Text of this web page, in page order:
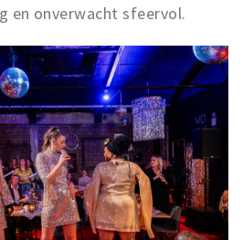
en onverwacht sfeervol.